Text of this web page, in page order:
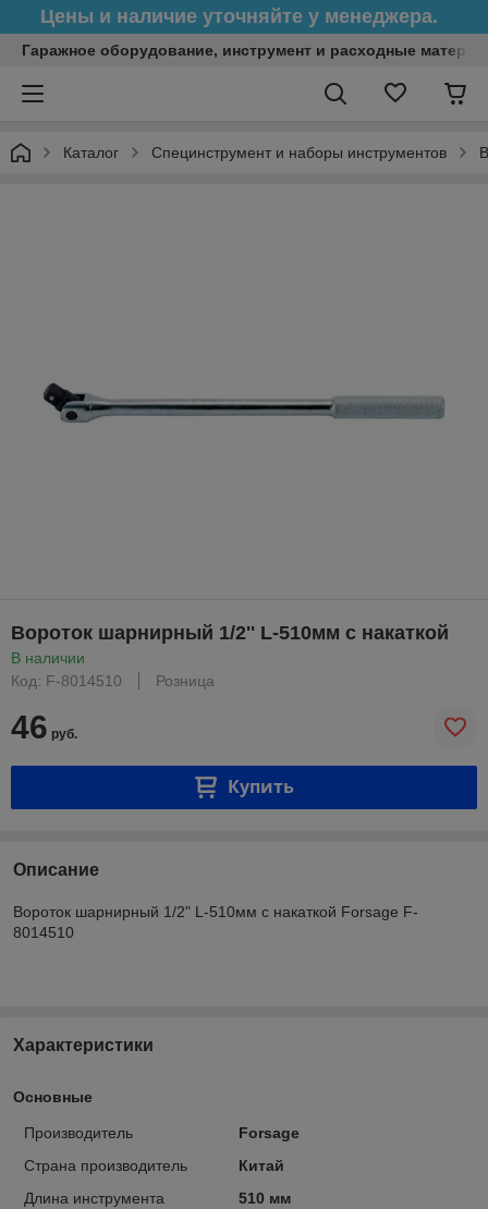
Цены и наличие уточняйте у менеджера.
Гаражное оборудование, инструмент и расходные
Каталог Специнструмент и наборы инструментов
Вороток шарнирный 1/2'' L-510мм с накаткой
В наличии
Код: F-8014510
Розница
46 руб.
Купить
Описание
Вороток шарнирный 1/2" L-510мм с накаткой Forsage F-
8014510
Характеристики
Основные
Производитель
Forsage
Страна производитель
Китай
Длина инструмента
510 мм